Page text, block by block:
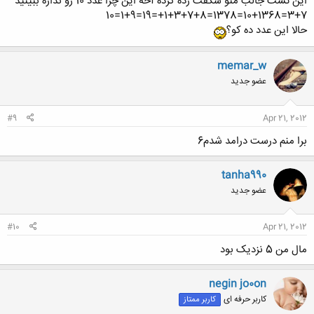
3+7=10+1368=1378=1+3+7+8+=19=1+9=10
حالا این عدد ده کو؟
memar_w
عضو جدید
Apr 21, 2012
#9
برا منم درست درامد شدم6
tanha990
عضو جدید
Apr 21, 2012
#10
مال من 5 نزدیک بود
negin jo0on
کاربر حرفه ای کاربر ممتاز